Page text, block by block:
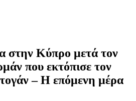
στην Κύπρο μετά τον
που εκτόπισε τον
– Η επόμενη μέρα